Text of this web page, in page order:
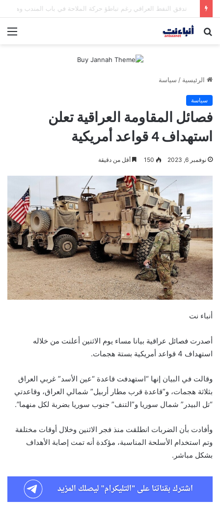
مقتل شخصين وإصابة 5 في إطلاق نار بمهرجان بمدينة سياتل الأميركية
بحث
الرئيسية / سياسة
سياسة
فصائل المقاومة العراقية تعلن
استهداف 4 قواعد أمريكية
نوفمبر 6, 2023 150 أقل من دقيقة
أنباء نت
أصدرت فصائل عراقية بيانا مساء يوم الاثنين أعلنت من خلاله
استهداف 4 قواعد أمريكية بستة هجمات.
وقالت في البيان إنها “استهدفت قاعدة “عين الأسد” غربي العراق
بثلاثة هجمات، و”قاعدة قرب مطار أربيل” شمالي العراق، وقاعدتي
“تل البيدر” شمال سوريا و”التنف” جنوب سوريا بضربة لكل منهما”.
وأفادت بأن الضربات انطلقت منذ فجر الاثنين وخلال أوقات مختلفة
وتم استخدام الأسلحة المناسبة، مؤكدة أنه تمت إصابة الأهداف
بشكل مباشر.